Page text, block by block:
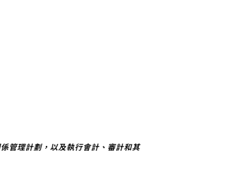
管理計劃，以及執行會計、審計和其